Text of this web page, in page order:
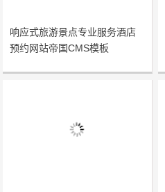
响应式旅游景点专业服务酒店
预约网站帝国CMS模板